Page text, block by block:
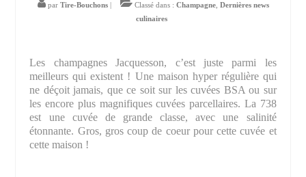
par Tire-Bouchons| Classé dans : Champagne, Dernières news
culinaires
Les champagnes Jacquesson, c’est juste parmi les
meilleurs qui existent ! Une maison hyper régulière qui
ne déçoit jamais, que ce soit sur les cuvées BSA ou sur
les encore plus magnifiques cuvées parcellaires. La 738
est une cuvée de grande classe, avec une salinité
étonnante. Gros, gros coup de coeur pour cette cuvée et
cette maison !